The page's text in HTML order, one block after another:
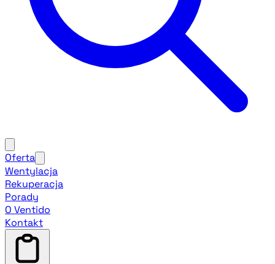
Oferta
Wentylacja
Rekuperacja
Porady
O Ventido
Kontakt